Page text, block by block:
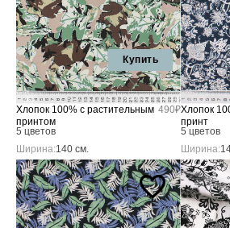
Купить
Хлопок 100% с растительным
принтом
5 цветов
490₽
Ширина:140 см.
Хлопок
принт
5 цветов
Ширина: